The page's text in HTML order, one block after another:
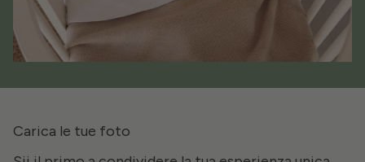
Carica le tue foto